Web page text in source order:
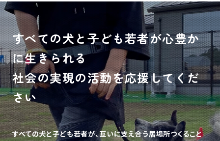
すべての犬と子ども若者が心豊か
に生きられる
社会の実現の活動を応援してくだ
さい
すべての犬と子ども若者が、互いに支え合う居場所つくること